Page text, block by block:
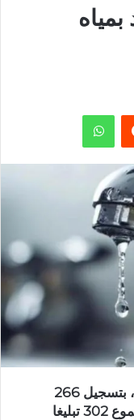
واتساب
أفاد المرصد التونسي للمياه، في بلاغ له، بتسجيل 266
انقطاعا في التزود بمياه الشرب من مجموع 302 تبليغا